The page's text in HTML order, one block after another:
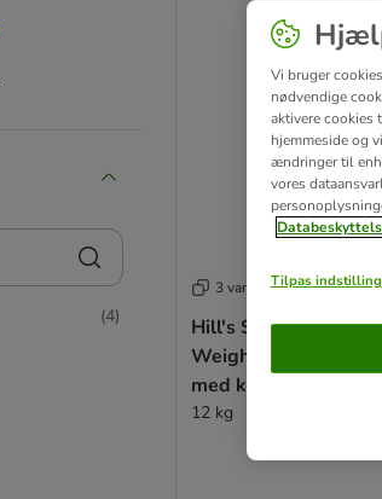
(4)
3 varianter
Hill's Science Plan
Weight Adult 1+
med kylling
12 kg
Vi bruger
nødvendige
aktivere cookies
hjemmeside og
ændringer til
vores
Tilpas